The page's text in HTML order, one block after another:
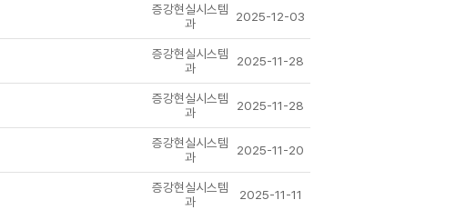
증강현실시스템
과
2025-12-03
증강현실시스템
과
2025-11-28
증강현실시스템
과
2025-11-28
증강현실시스템
과
2025-11-20
증강현실시스템
과
2025-11-11